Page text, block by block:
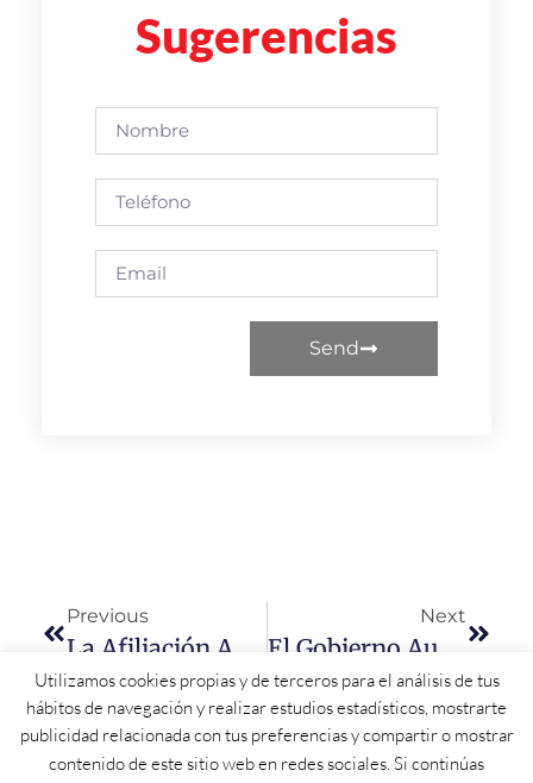
Sugerencias
Send
Previous Next
Utilizamos cookies propias y de terceros para el análisis de tus
hábitos de navegación y realizar estudios estadísticos, mostrarte
publicidad relacionada con tus preferencias y compartir o mostrar
contenido de este sitio web en redes sociales. Si continúas